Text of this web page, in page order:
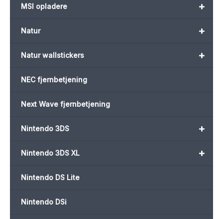
+
MSI opladere
+
Natur
+
Natur wallstickers
NEC fjernbetjening
Next Wave fjernbetjening
+
Nintendo 3DS
+
Nintendo 3DS XL
Nintendo DS Lite
Nintendo DSi